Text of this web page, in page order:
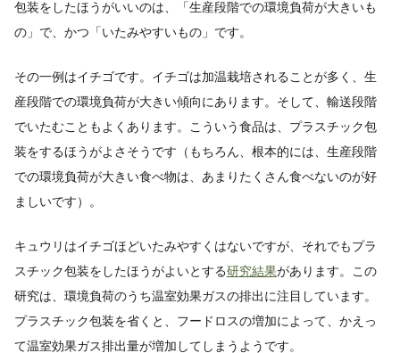
包装をしたほうがいいのは、「生産段階での環境負荷が大きいも
の」で、かつ「いたみやすいもの」です。
その一例はイチゴです。イチゴは加温栽培されることが多く、生
産段階での環境負荷が大きい傾向にあります。そして、輸送段階
でいたむこともよくあります。こういう食品は、プラスチック包
装をするほうがよさそうです（もちろん、根本的には、生産段階
での環境負荷が大きい食べ物は、あまりたくさん食べないのが好
ましいです）。
キュウリはイチゴほどいたみやすくはないですが、それでもプラ
スチック包装をしたほうがよいとする研究結果があります。この
研究は、環境負荷のうち温室効果ガスの排出に注目しています。
プラスチック包装を省くと、フードロスの増加によって、かえっ
て温室効果ガス排出量が増加してしまうようです。